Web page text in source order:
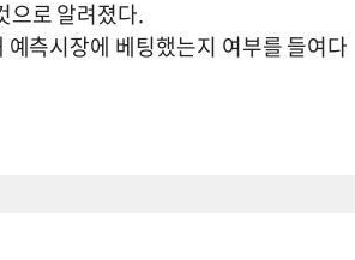
으로 알려졌다.
측시장에 베팅했는지 여부를 들여다